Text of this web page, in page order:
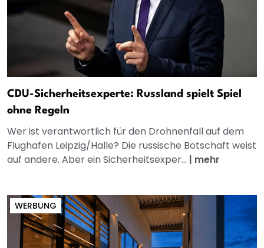
CDU-Sicherheitsexperte: Russland spielt Spiel
ohne Regeln
Wer ist verantwortlich für den Drohnenfall auf dem
Flughafen Leipzig/Halle? Die russische Botschaft weist
auf andere. Aber ein Sicherheitsexper... | mehr
WERBUNG